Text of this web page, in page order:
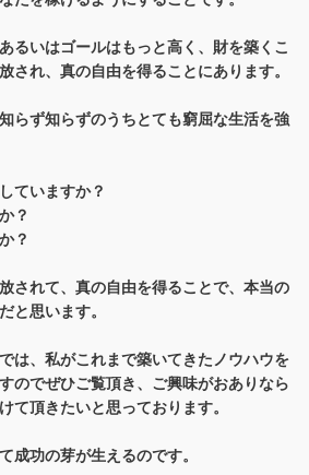
るいはゴールはもっと高く、財を築くこ
され、真の自由を得ることにあります。
らず知らずのうちとても窮屈な生活を強
ていますか？
？
？
されて、真の自由を得ることで、本当の
と思います。
は、私がこれまで築いてきたノウハウを
のでぜひご覧頂き、ご興味がおありなら
て頂きたいと思っております。
成功の芽が生えるのです。